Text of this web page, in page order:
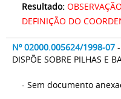
Resultado:
DEFINIÇÃO DO
Nº 02000.005624/1998-07
DISPÕE SOBRE PILHAS E
- Sem documento